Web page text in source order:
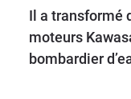
Il a transformé
moteurs
bombardier